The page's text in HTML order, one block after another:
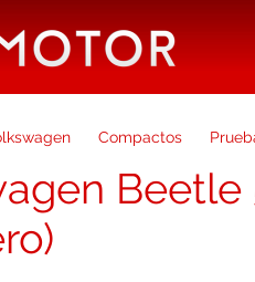
Compactos
Beetle